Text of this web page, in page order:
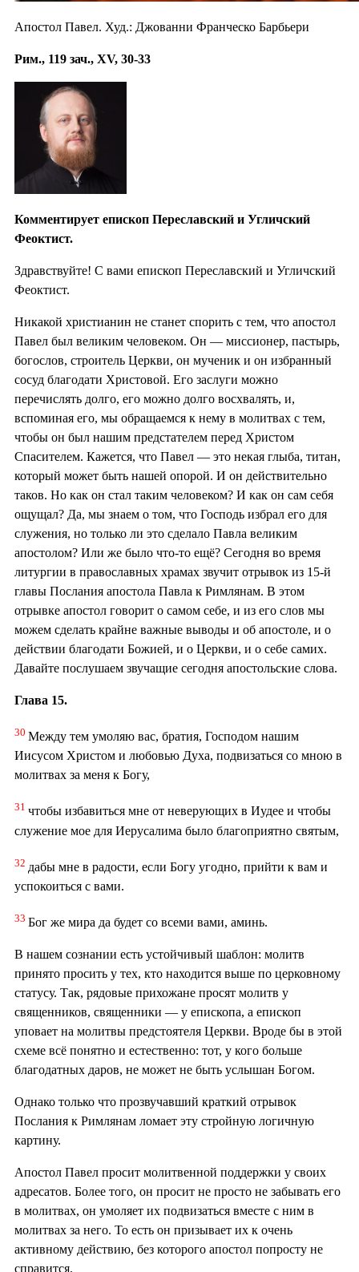
Апостол Павел. Худ.: Джованни Франческо Барбьери
Рим., 119 зач., XV, 30-33
Комментирует епископ Переславский и Угличский
Феоктист.
Здравствуйте! С вами епископ Переславский и Угличский
Феоктист.
Никакой христианин не станет спорить с тем, что апостол
Павел был великим человеком. Он — миссионер, пастырь,
богослов, строитель Церкви, он мученик и он избранный
сосуд благодати Христовой. Его заслуги можно
перечислять долго, его можно долго восхвалять, и,
вспоминая его, мы обращаемся к нему в молитвах с тем,
чтобы он был нашим предстателем перед Христом
Спасителем. Кажется, что Павел — это некая глыба, титан,
который может быть нашей опорой. И он действительно
таков. Но как он стал таким человеком? И как он сам себя
ощущал? Да, мы знаем о том, что Господь избрал его для
служения, но только ли это сделало Павла великим
апостолом? Или же было что-то ещё? Сегодня во время
литургии в православных храмах звучит отрывок из 15-й
главы Послания апостола Павла к Римлянам. В этом
отрывке апостол говорит о самом себе, и из его слов мы
можем сделать крайне важные выводы и об апостоле, и о
действии благодати Божией, и о Церкви, и о себе самих.
Давайте послушаем звучащие сегодня апостольские слова.
Глава 15.
30 Между тем умоляю вас, братия, Господом нашим
Иисусом Христом и любовью Духа, подвизаться со мною в
молитвах за меня к Богу,
31 чтобы избавиться мне от неверующих в Иудее и чтобы
служение мое для Иерусалима было благоприятно святым,
32 дабы мне в радости, если Богу угодно, прийти к вам и
успокоиться с вами.
33 Бог же мира да будет со всеми вами, аминь.
В нашем сознании есть устойчивый шаблон: молитв
принято просить у тех, кто находится выше по церковному
статусу. Так, рядовые прихожане просят молитв у
священников, священники — у епископа, а епископ
уповает на молитвы предстоятеля Церкви. Вроде бы в этой
схеме всё понятно и естественно: тот, у кого больше
благодатных даров, не может не быть услышан Богом.
Однако только что прозвучавший краткий отрывок
Послания к Римлянам ломает эту стройную логичную
картину.
Апостол Павел просит молитвенной поддержки у своих
адресатов. Более того, он просит не просто не забывать его
в молитвах, он умоляет их подвизаться вместе с ним в
молитвах за него. То есть он призывает их к очень
активному действию, без которого апостол попросту не
справится.